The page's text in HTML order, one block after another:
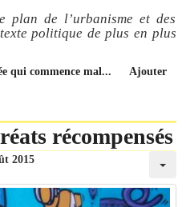
plan de l’urbanisme et des
politique de plus en plus
qui commence mal...
Ajouter
récompensés
2015